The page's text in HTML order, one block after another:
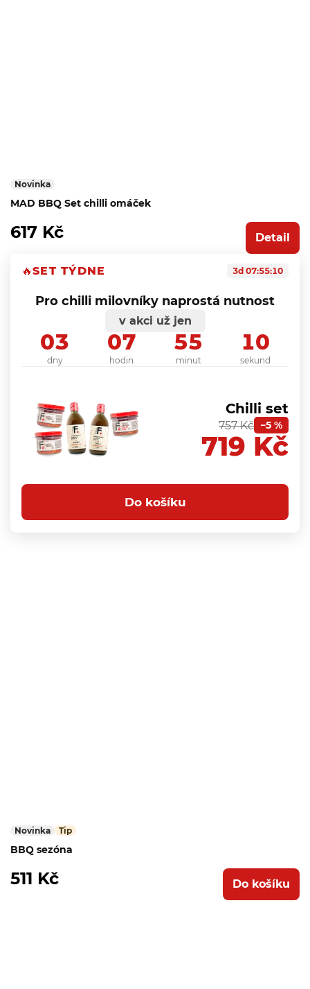
Novinka
MAD BBQ Set chilli omáček
617 Kč Detail
🔥SET TÝDNE 3d 07:55:08
Pro chilli milovníky naprostá nutnost
v akci už jen
03
dny
07
hodin
55
minut
08
sekund
Chilli set
757 Kč −5 %
719 Kč
Do košíku
Novinka Tip
BBQ sezóna
511 Kč Do košíku